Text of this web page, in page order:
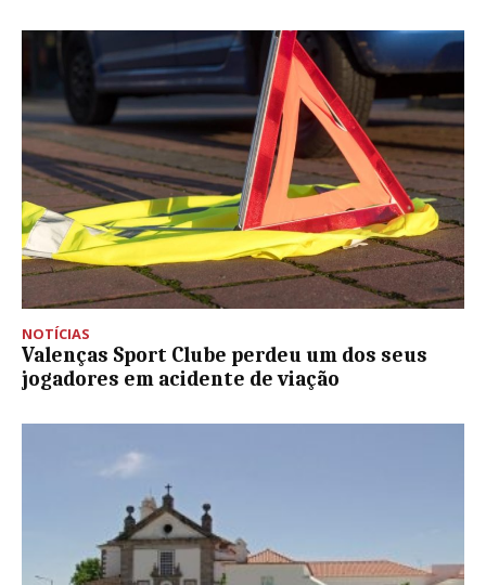
NOTÍCIAS
Valenças Sport Clube perdeu um dos seus
jogadores em acidente de viação